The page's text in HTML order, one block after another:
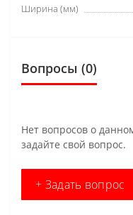
Ширина (мм)
Вопросы (0)
Нет вопросов о
задайте свой вопрос.
+ Задать вопрос